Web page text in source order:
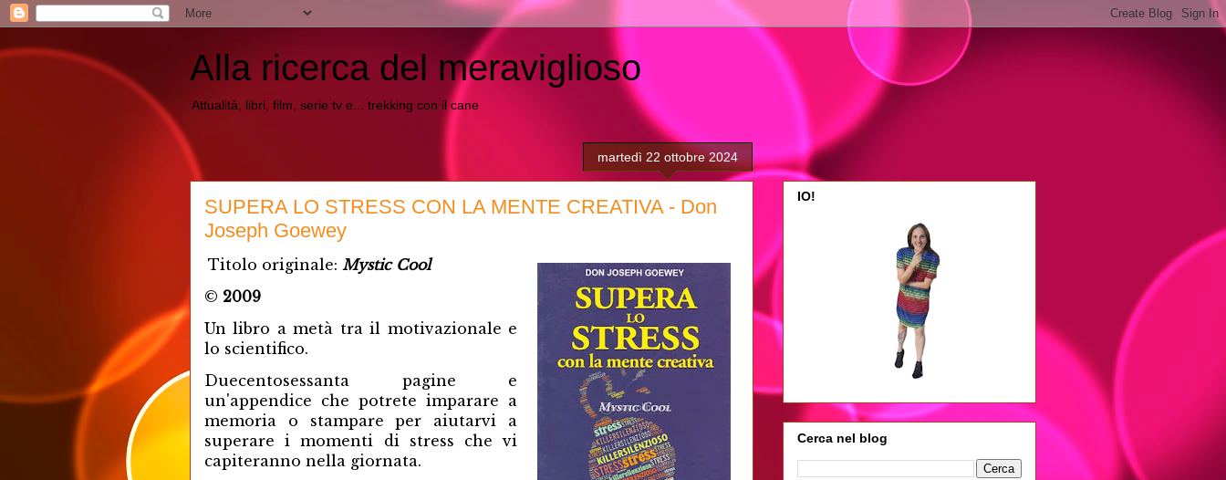
Alla ricerca del meraviglioso
Attualità, libri, film, serie tv e... trekking con il cane
martedì 22 ottobre 2024
SUPERA LO STRESS CON LA MENTE CREATIVA - Don
Joseph Goewey
Titolo originale: Mystic Cool
© 2009
Un libro a metà tra il motivazionale e
lo scientifico.
Duecentosessanta pagine e
un'appendice che potrete imparare a
memoria o stampare per aiutarvi a
superare i momenti di stress che vi
capiteranno nella giornata.
IO!
Cerca nel blog